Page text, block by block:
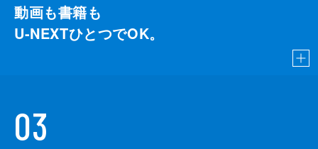
動画も書籍も
U-NEXTひとつでOK。
03